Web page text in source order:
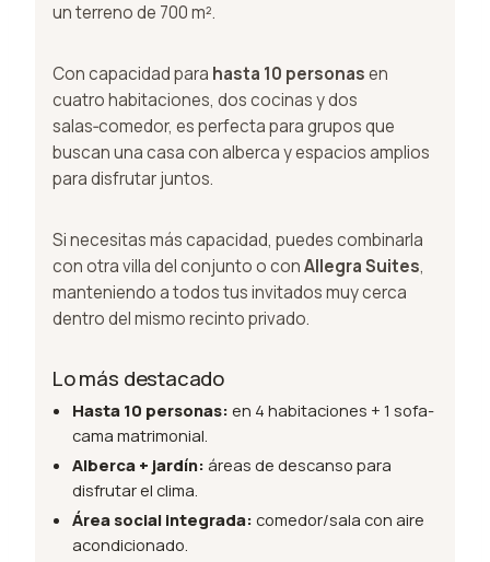
un terreno de 700 m².
Con capacidad para hasta 10 personasen
cuatro habitaciones, dos cocinas y dos
salas‑comedor, es perfecta para grupos que
buscan una casa con alberca y espacios amplios
para disfrutar juntos.
Si necesitas más capacidad, puedes combinarla
con otra villa del conjunto o conAllegra Suites,
manteniendo a todos tus invitados muy cerca
dentro del mismo recinto privado.
Lo más destacado
Hasta 10 personas: en 4 habitaciones + 1 sofa-
cama matrimonial.
Alberca + jardín: áreas de descanso para
disfrutar el clima.
Área social integrada: comedor/sala con aire
acondicionado.